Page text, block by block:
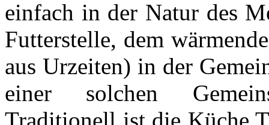
einfach in der Natur des
Futterstelle, dem
aus Urzeiten) in der
einer solchen
Traditionell ist die Küche